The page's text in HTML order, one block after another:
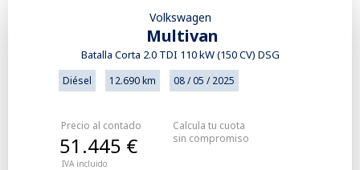
Volkswagen
Multivan
Batalla Corta 2.0 TDI 110 kW (150 CV) DSG
Diésel 12.690 km 08 / 05 / 2025
Precio al contado
IVA incluido
51.445 €
Calcula tu cuota
sin compromiso